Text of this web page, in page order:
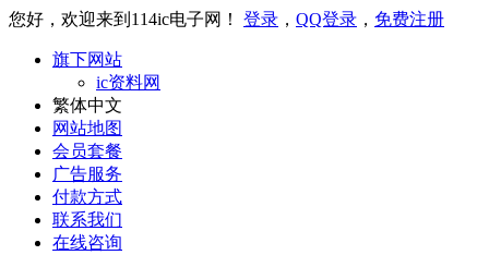
您好，欢迎来到114ic电子网！ 登录 ， QQ登录 ， 免费注册
旗下网站
ic资料网
繁体中文
网站地图
会员套餐
广告服务
付款方式
联系我们
在线咨询